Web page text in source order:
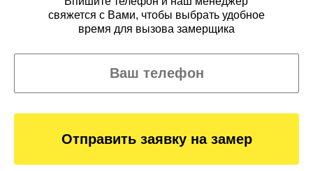
свяжется с Вами, чтобы выбрать удобное
время для вызова замерщика
Отправить заявку на замер